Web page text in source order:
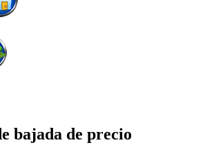
bajada de precio